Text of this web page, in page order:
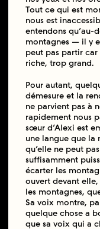
Tout ce qui est
nous est
entendons qu’au-
montagnes — il y
peut pas partir
riche, trop grand.
Pour autant,
démesure et la
ne parvient pas à
rapidement nous
sœur d’Alexi est
une langue que la
qu’elle ne peut
suffisamment
écarter les
ouvert devant elle,
les montagnes,
Sa voix montre,
quelque chose a
que sa voix qui a